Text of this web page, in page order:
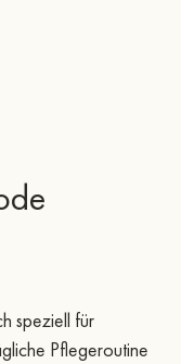
speziell für
Pflegeroutine